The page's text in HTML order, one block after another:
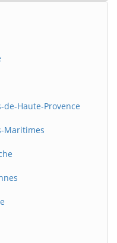
Haute-Provence
Maritimes